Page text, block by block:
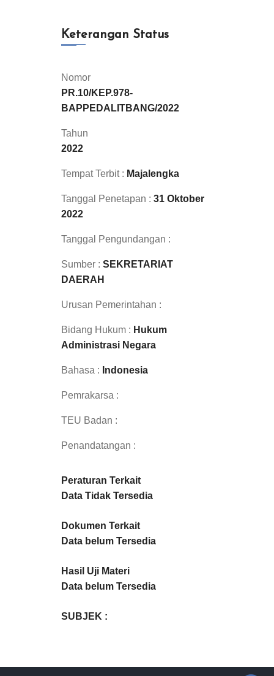
Keterangan Status
Nomor
PR.10/KEP.978-
BAPPEDALITBANG/2022
Tahun
2022
Tempat Terbit : Majalengka
Tanggal Penetapan : 31 Oktober
2022
Tanggal Pengundangan :
Sumber : SEKRETARIAT
DAERAH
Urusan Pemerintahan :
Bidang Hukum : Hukum
Administrasi Negara
Bahasa : Indonesia
Pemrakarsa :
TEU Badan :
Penandatangan :
Peraturan Terkait
Data Tidak Tersedia
Dokumen Terkait
Data belum Tersedia
Hasil Uji Materi
Data belum Tersedia
SUBJEK :